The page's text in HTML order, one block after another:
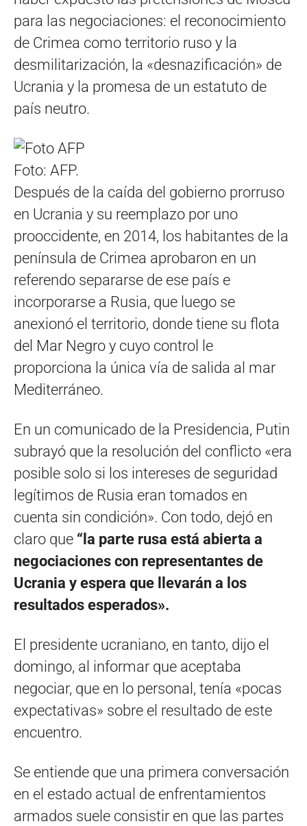
para las negociaciones: el reconocimiento
de Crimea como territorio ruso y la
desmilitarización, la «desnazificación» de
Ucrania y la promesa de un estatuto de
país neutro.
Foto: AFP.
Después de la caída del gobierno prorruso
en Ucrania y su reemplazo por uno
prooccidente, en 2014, los habitantes de la
península de Crimea aprobaron en un
referendo separarse de ese país e
incorporarse a Rusia, que luego se
anexionó el territorio, donde tiene su flota
del Mar Negro y cuyo control le
proporciona la única vía de salida al mar
Mediterráneo.
En un comunicado de la Presidencia, Putin
subrayó que la resolución del conflicto «era
posible solo si los intereses de seguridad
legítimos de Rusia eran tomados en
cuenta sin condición». Con todo, dejó en
claro que “la parte rusa está abierta a
negociaciones con representantes de
Ucrania y espera que llevarán a los
resultados esperados».
El presidente ucraniano, en tanto, dijo el
domingo, al informar que aceptaba
negociar, que en lo personal, tenía «pocas
expectativas» sobre el resultado de este
encuentro.
Se entiende que una primera conversación
en el estado actual de enfrentamientos
armados suele consistir en que las partes